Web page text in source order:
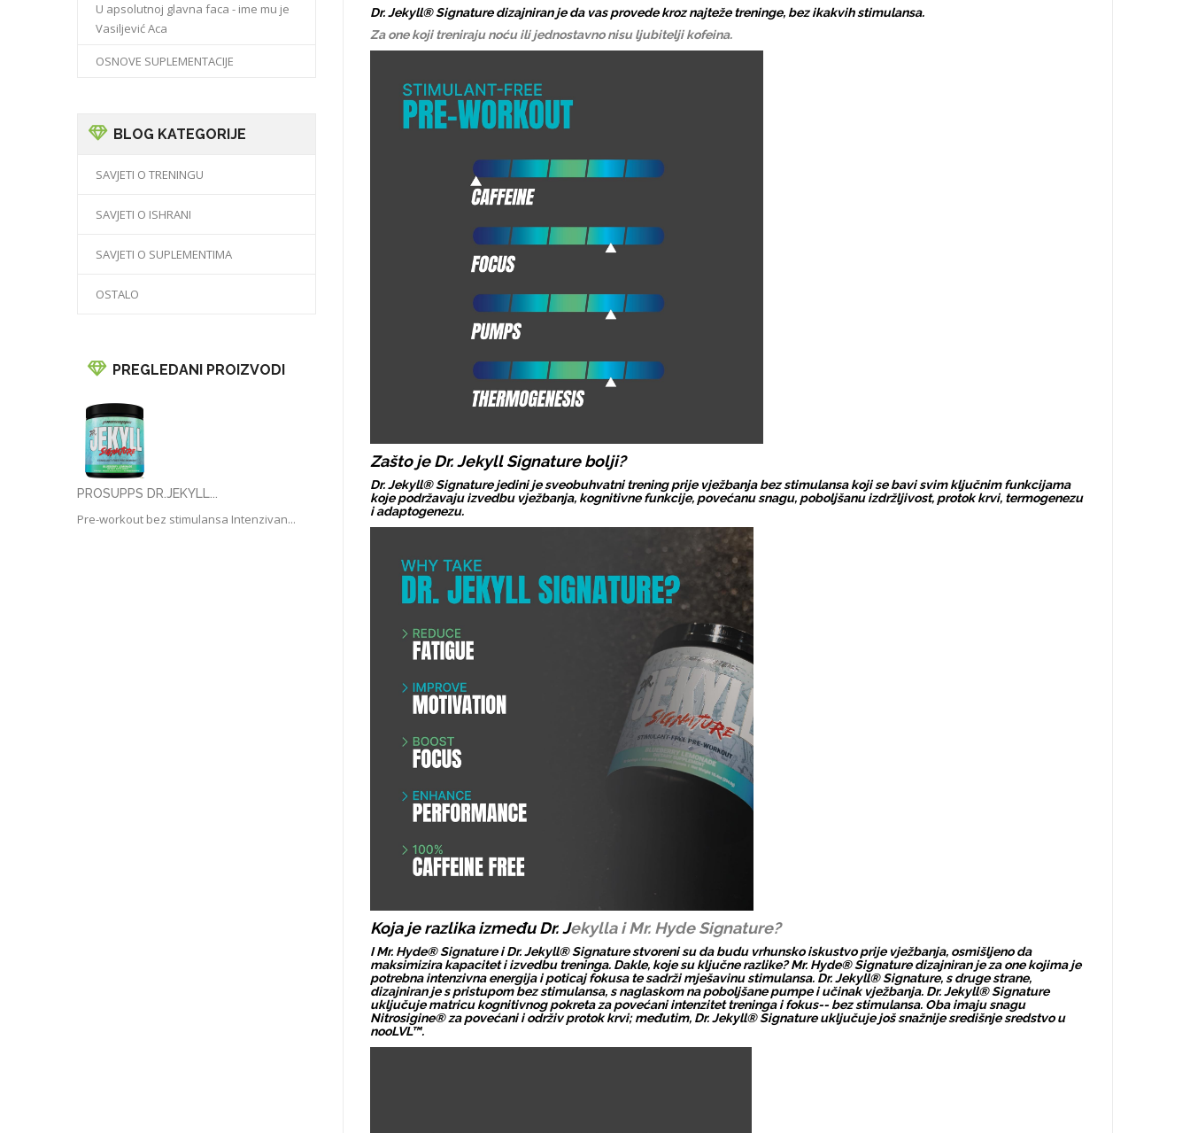
U apsolutnoj glavna faca - ime mu je
Vasiljević Aca
OSNOVE SUPLEMENTACIJE
BLOG KATEGORIJE
SAVJETI O TRENINGU
SAVJETI O ISHRANI
SAVJETI O SUPLEMENTIMA
OSTALO
PREGLEDANI PROIZVODI
PROSUPPS DR.JEKYLL...
Pre-workout bez stimulansa Intenzivan...
Dr. Jekyll® Signature dizajniran je da vas provede kroz najteže treninge, bez ikakvih stimulansa.
Za one koji treniraju noću ili jednostavno nisu ljubitelji kofeina.
Zašto je Dr. Jekyll Signature bolji?
Dr. Jekyll® Signature jedini je sveobuhvatni trening prije vježbanja bez stimulansa koji se bavi svim ključnim funkcijama
koje podržavaju izvedbu vježbanja, kognitivne funkcije, povećanu snagu, poboljšanu izdržljivost, protok krvi, termogenezu
i adaptogenezu.
Koja je razlika između Dr. Jekylla i Mr. Hyde Signature?
I Mr. Hyde® Signature i Dr. Jekyll® Signature stvoreni su da budu vrhunsko iskustvo prije vježbanja, osmišljeno da
maksimizira kapacitet i izvedbu treninga. Dakle, koje su ključne razlike? Mr. Hyde® Signature dizajniran je za one kojima je
potrebna intenzivna energija i poticaj fokusa te sadrži mješavinu stimulansa. Dr. Jekyll® Signature, s druge strane,
dizajniran je s pristupom bez stimulansa, s naglaskom na poboljšane pumpe i učinak vježbanja. Dr. Jekyll® Signature
uključuje matricu kognitivnog pokreta za povećani intenzitet treninga i fokus-- bez stimulansa. Oba imaju snagu
Nitrosigine® za povećani i održiv protok krvi; međutim, Dr. Jekyll® Signature uključuje još snažnije središnje sredstvo u
nooLVL™.